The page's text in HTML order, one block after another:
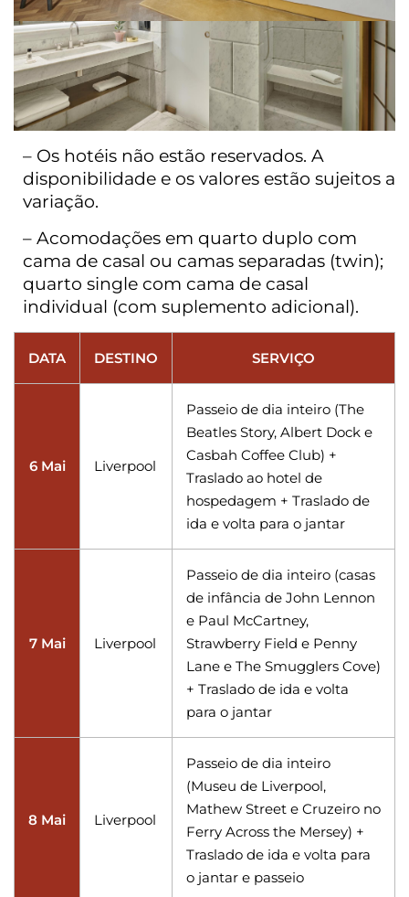
– Os hotéis não estão reservados. A
disponibilidade e os valores estão sujeitos a
variação.
– Acomodações em quarto duplo com
cama de casal ou camas separadas (twin);
quarto single com cama de casal
individual (com suplemento adicional).
DATA DESTINO SERVIÇO
6 Mai Liverpool
Passeio de dia inteiro (The
Beatles Story, Albert Dock e
Casbah Coffee Club) +
Traslado ao hotel de
hospedagem + Traslado de
ida e volta para o jantar
7 Mai Liverpool
Passeio de dia inteiro (casas
de infância de John Lennon
e Paul McCartney,
Strawberry Field e Penny
Lane e The Smugglers Cove)
+ Traslado de ida e volta
para o jantar
8 Mai Liverpool
Passeio de dia inteiro
(Museu de Liverpool,
Mathew Street e Cruzeiro no
Ferry Across the Mersey) +
Traslado de ida e volta para
o jantar e passeio